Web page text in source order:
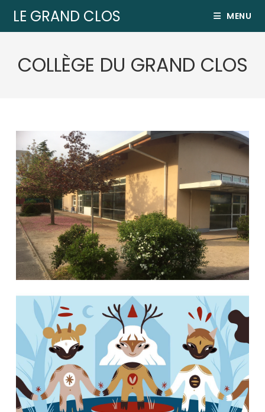
LE GRAND CLOS MENU
COLLÈGE DU GRAND CLOS